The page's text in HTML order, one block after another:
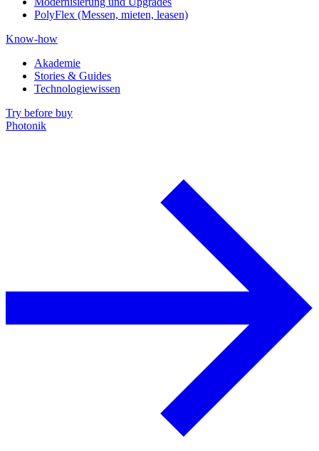
PolyFlex (Messen, mieten, leasen)
Know-how
Akademie
Stories & Guides
Technologiewissen
Try before buy
Photonik